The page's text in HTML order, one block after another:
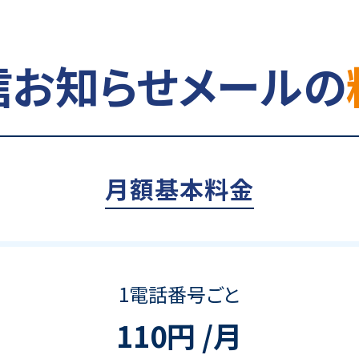
知らせメールの
月額基本料金
1電話番号ごと
110円 /月